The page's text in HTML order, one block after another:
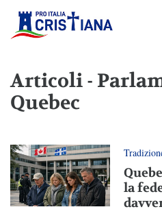
Articoli -
Quebec
la